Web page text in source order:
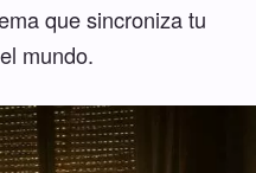
que sincroniza tu
mundo.